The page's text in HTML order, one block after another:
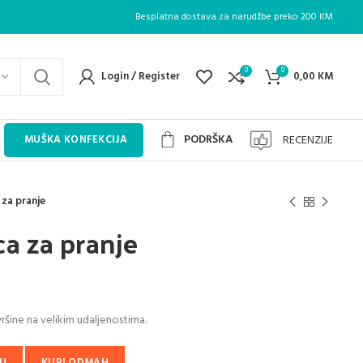
Besplatna dostava za narudžbe preko 200 KM
Login / Register 0 0 0,00 KM
MUŠKA KONFEKCIJA PODRŠKA RECENZIJE
pranje
za pranje
KM.
na velikim udaljenostima.